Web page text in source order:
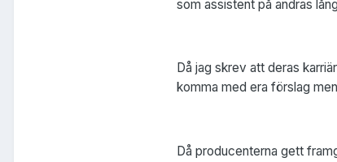
som assistent på andras
Då jag skrev att deras
komma med era förslag
Då producenterna gett